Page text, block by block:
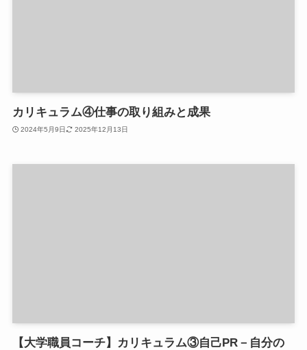
カリキュラム④仕事の取り組みと成果
2024年5月9日 2025年12月13日
【大学職員コーチ】カリキュラム③自己PR－自分の